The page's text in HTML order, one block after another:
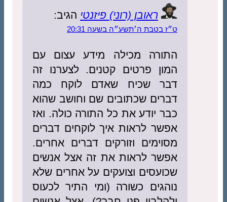
ראובן (רוני) פיזנטי הגיב:
ט״ז בטבת ה׳תשע״ה בשעה 20:31
התורה מכילה מידע עצום עם
המון פרטים קטנים. לצערנו זה
דבר שכיח שאדם לוקח כמה
דברים שכתובים שם וחושב שהוא
כבר יודע את כל התורה כולה. ואז
אפשר לראות איך לוקחים דברים
מסוימים וזורקים דברים אחרים.
אפשר לראות את זה אצל אנשים
שכועסים וצועקים על אחרים שלא
נוהגים כשורה (ומי התיר לכעוס